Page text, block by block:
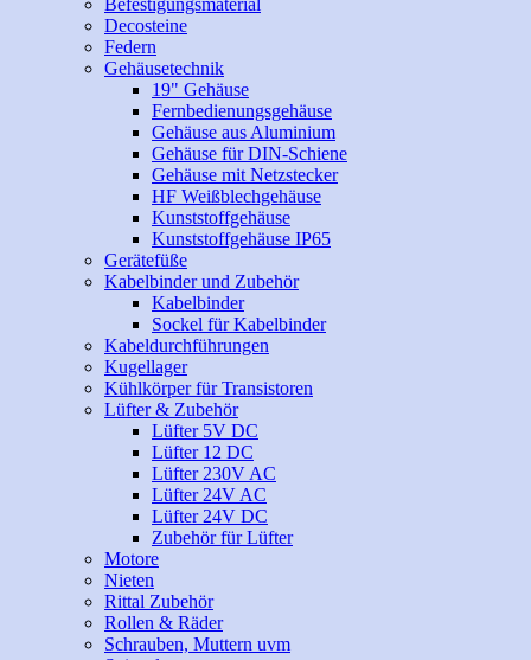
Befestigungsmaterial
Decosteine
Federn
Gehäusetechnik
19" Gehäuse
Fernbedienungsgehäuse
Gehäuse aus Aluminium
Gehäuse für DIN-Schiene
Gehäuse mit Netzstecker
HF Weißblechgehäuse
Kunststoffgehäuse
Kunststoffgehäuse IP65
Gerätefüße
Kabelbinder und Zubehör
Kabelbinder
Sockel für Kabelbinder
Kabeldurchführungen
Kugellager
Kühlkörper für Transistoren
Lüfter & Zubehör
Lüfter 5V DC
Lüfter 12 DC
Lüfter 230V AC
Lüfter 24V AC
Lüfter 24V DC
Zubehör für Lüfter
Motore
Nieten
Rittal Zubehör
Rollen & Räder
Schrauben, Muttern uvm